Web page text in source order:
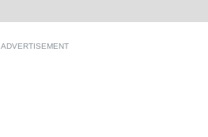
ADVERTISEMENT